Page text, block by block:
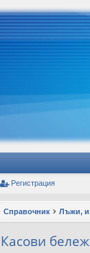
Регистрация
Справочник Лъжи,
Касови